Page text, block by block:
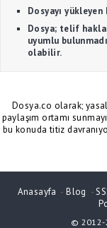
Dosyayı
Dosya; telif
uyumlu
olabilir.
Dosya.co olarak;
paylaşım ortamı
bu konuda titiz
Anasayfa -Blog -
© 2012-